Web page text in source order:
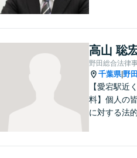
近なお困り
相談くださ
高山 聡
野田総合法律
千葉県| 野
【愛宕駅近
料】個人の
に対する法